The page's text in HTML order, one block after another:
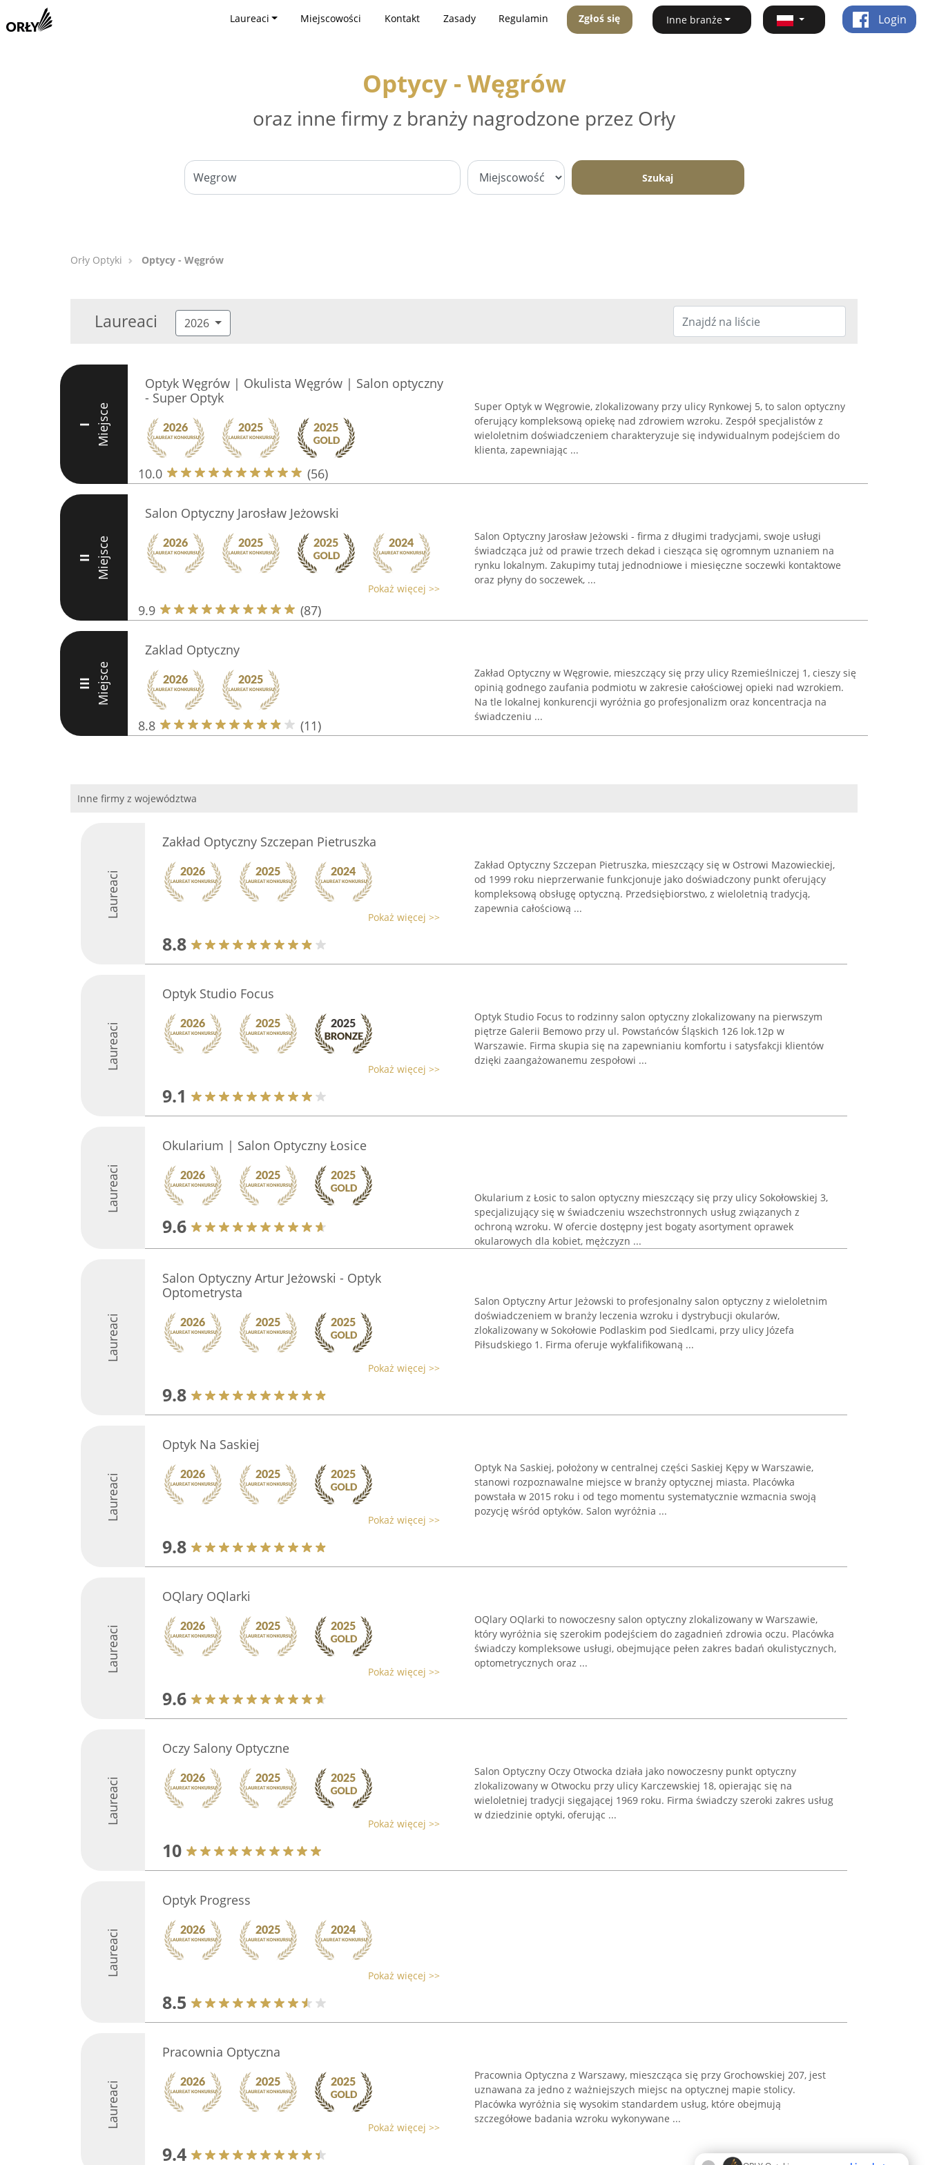
Laureaci Miejscowości Kontakt Zasady Regulamin Zgłoś się Inne branże Login
Optycy - Węgrów
oraz inne firmy z branży nagrodzone przez Orły
Szukaj
Orły Optyki Optycy - Węgrów
Laureaci 2026
I Miejsce
Optyk Węgrów | Okulista Węgrów | Salon optyczny
- Super Optyk
10.0 (56)
Super Optyk w Węgrowie, zlokalizowany przy ulicy Rynkowej 5, to salon optyczny
oferujący kompleksową opiekę nad zdrowiem wzroku. Zespół specjalistów z
wieloletnim doświadczeniem charakteryzuje się indywidualnym podejściem do
klienta, zapewniając ...
II Miejsce
Salon Optyczny Jarosław Jeżowski
Pokaż więcej >>
9.9 (87)
Salon Optyczny Jarosław Jeżowski - firma z długimi tradycjami, swoje usługi
świadcząca już od prawie trzech dekad i ciesząca się ogromnym uznaniem na
rynku lokalnym. Zakupimy tutaj jednodniowe i miesięczne soczewki kontaktowe
oraz płyny do soczewek, ...
III Miejsce
Zaklad Optyczny
8.8 (11)
Zakład Optyczny w Węgrowie, mieszczący się przy ulicy Rzemieślniczej 1, cieszy się
opinią godnego zaufania podmiotu w zakresie całościowej opieki nad wzrokiem.
Na tle lokalnej konkurencji wyróżnia go profesjonalizm oraz koncentracja na
świadczeniu ...
Inne firmy z województwa
Laureaci
Zakład Optyczny Szczepan Pietruszka
Pokaż więcej >>
8.8
Zakład Optyczny Szczepan Pietruszka, mieszczący się w Ostrowi Mazowieckiej,
od 1999 roku nieprzerwanie funkcjonuje jako doświadczony punkt oferujący
kompleksową obsługę optyczną. Przedsiębiorstwo, z wieloletnią tradycją,
zapewnia całościową ...
Laureaci
Optyk Studio Focus
Pokaż więcej >>
9.1
Optyk Studio Focus to rodzinny salon optyczny zlokalizowany na pierwszym
piętrze Galerii Bemowo przy ul. Powstańców Śląskich 126 lok.12p w
Warszawie. Firma skupia się na zapewnianiu komfortu i satysfakcji klientów
dzięki zaangażowanemu zespołowi ...
Laureaci
Okularium | Salon Optyczny Łosice
9.6
Okularium z Łosic to salon optyczny mieszczący się przy ulicy Sokołowskiej 3,
specjalizujący się w świadczeniu wszechstronnych usług związanych z
ochroną wzroku. W ofercie dostępny jest bogaty asortyment oprawek
okularowych dla kobiet, mężczyzn ...
Laureaci
Salon Optyczny Artur Jeżowski - Optyk
Optometrysta
Pokaż więcej >>
9.8
Salon Optyczny Artur Jeżowski to profesjonalny salon optyczny z wieloletnim
doświadczeniem w branży leczenia wzroku i dystrybucji okularów,
zlokalizowany w Sokołowie Podlaskim pod Siedlcami, przy ulicy Józefa
Piłsudskiego 1. Firma oferuje wykfalifikowaną ...
Laureaci
Optyk Na Saskiej
Pokaż więcej >>
9.8
Optyk Na Saskiej, położony w centralnej części Saskiej Kępy w Warszawie,
stanowi rozpoznawalne miejsce w branży optycznej miasta. Placówka
powstała w 2015 roku i od tego momentu systematycznie wzmacnia swoją
pozycję wśród optyków. Salon wyróżnia ...
Laureaci
OQlary OQlarki
Pokaż więcej >>
9.6
OQlary OQlarki to nowoczesny salon optyczny zlokalizowany w Warszawie,
który wyróżnia się szerokim podejściem do zagadnień zdrowia oczu. Placówka
świadczy kompleksowe usługi, obejmujące pełen zakres badań okulistycznych,
optometrycznych oraz ...
Laureaci
Oczy Salony Optyczne
Pokaż więcej >>
10
Salon Optyczny Oczy Otwocka działa jako nowoczesny punkt optyczny
zlokalizowany w Otwocku przy ulicy Karczewskiej 18, opierając się na
wieloletniej tradycji sięgającej 1969 roku. Firma świadczy szeroki zakres usług
w dziedzinie optyki, oferując ...
Laureaci
Optyk Progress
Pokaż więcej >>
8.5
Laureaci
Pracownia Optyczna
Pokaż więcej >>
9.4
Pracownia Optyczna z Warszawy, mieszcząca się przy Grochowskiej 207, jest
uznawana za jedno z ważniejszych miejsc na optycznej mapie stolicy.
Placówka wyróżnia się wysokim standardem usług, które obejmują
szczegółowe badania wzroku wykonywane ...